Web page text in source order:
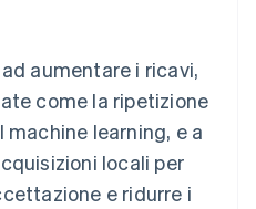
aumentare i ricavi,
come la ripetizione
learning, e a
locali per
e ridurre i